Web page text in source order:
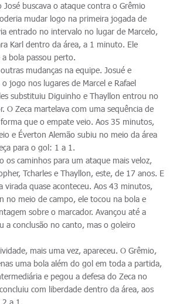
José buscava o ataque contra o Grêmio
mudar logo na primeira jogada de
entrado no intervalo no lugar de Marcelo,
Karl dentro da área, a 1 minuto. Ele
bola passou perto.
mudanças na equipe. Josué e
jogo nos lugares de Marcel e Rafael
substituiu Diguinho e Thayllon entrou no
O Zeca martelava com uma sequência de
que o empate veio. Aos 35 minutos,
e Éverton Alemão subiu no meio da área
para o gol: 1 a 1.
os caminhos para um ataque mais veloz,
Tcharles e Thayllon, este, de 17 anos. E
virada quase aconteceu. Aos 43 minutos,
no meio de campo, ele tocou na bola e
sobre o marcador. Avançou até a
a conclusão no canto, mas o goleiro
mais uma vez, apareceu. O Grêmio,
uma bola além do gol em toda a partida,
e pegou a defesa do Zeca no
com liberdade dentro da área, aos
a 1.